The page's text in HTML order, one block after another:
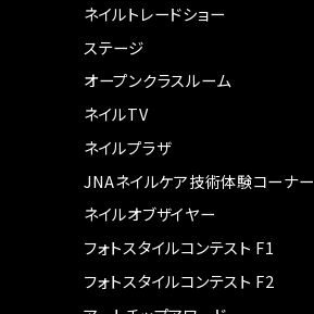
ネイルトレードショー
ステージ
オープンクラスルーム
ネイルTV
ネイルプラザ
JNAネイルケア技術体験コーナー
ネイルオブザイヤー
フォトスタイルコンテスト F1
フォトスタイルコンテスト F2